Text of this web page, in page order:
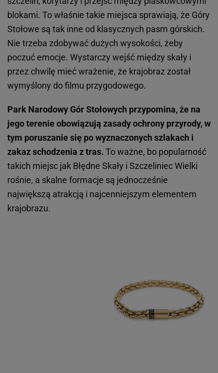
blokami. To właśnie takie miejsca sprawiają, że Góry
Stołowe są tak inne od klasycznych pasm górskich.
Nie trzeba zdobywać dużych wysokości, żeby
poczuć emocje. Wystarczy wejść między skały i
przez chwilę mieć wrażenie, że krajobraz został
wymyślony do filmu przygodowego.
Park Narodowy Gór Stołowych przypomina, że na
jego terenie obowiązują zasady ochrony przyrody, w
tym poruszanie się po wyznaczonych szlakach i
zakaz schodzenia z tras. To ważne, bo popularność
takich miejsc jak Błędne Skały i Szczeliniec Wielki
rośnie, a skalne formacje są jednocześnie
największą atrakcją i najcenniejszym elementem
krajobrazu.